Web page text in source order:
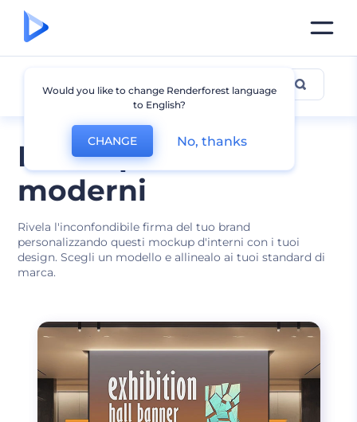
Mockup di interni
moderni
Rivela l'inconfondibile firma del tuo brand
personalizzando questi mockup d'interni con i tuoi
design. Scegli un modello e allinealo ai tuoi standard di
marca.
Interno
Would you like to change Renderforest language
to English?
CHANGE No, thanks